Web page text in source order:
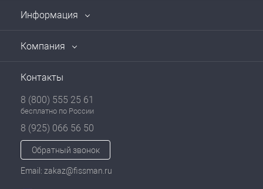
Информация
Компания
Контакты
8 (800) 555 25 61
бесплатно по России
8 (925) 066 56 50
Обратный звонок
Email: zakaz@fissman.ru